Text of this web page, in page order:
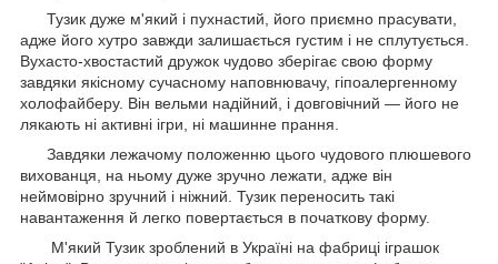
Тузик дуже м'який і пухнастий, його приємно прасувати,
адже його хутро завжди залишається густим і не сплутується.
Вухасто-хвостастий дружок чудово зберігає свою форму
завдяки якісному сучасному наповнювачу, гіпоалергенному
холофайберу. Він вельми надійний, і довговічний — його не
лякають ні активні ігри, ні машинне прання.
Завдяки лежачому положенню цього чудового плюшевого
вихованця, на ньому дуже зручно лежати, адже він
неймовірно зручний і ніжний. Тузик переносить такі
навантаження й легко повертається в початкову форму.
М'який Тузик зроблений в Україні на фабриці іграшок